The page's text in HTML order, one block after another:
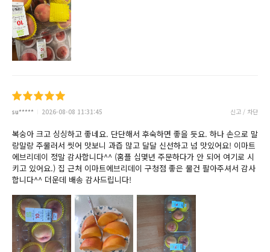
su***** 2026-08-08 11:31:45 신고 / 차단
복숭아 크고 싱싱하고 좋네요. 단단해서 후숙하면 좋을 듯요. 하나 손으로 말
랑말랑 주물러서 씻어 맛보니 과즙 많고 달달 신선하고 넘 맛있어요! 이마트
에브리데이 정말 감사합니다^^ (홈플 십몇년 주문하다가 안 되어 여기로 시
키고 있어요.) 집 근처 이마트에브리데이 구청점 좋은 물건 팔아주셔서 감사
합니다^^ 더운데 배송 감사드립니다!